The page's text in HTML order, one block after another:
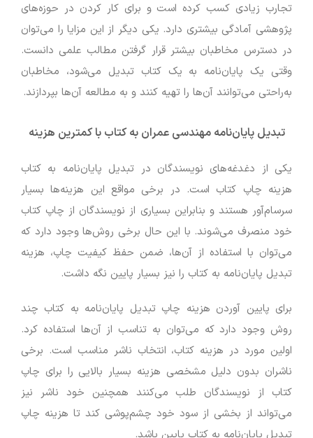
تجارب زیادی کسب کرده است و برای کار کردن در حوزه‌های
پژوهشی آمادگی بیشتری دارد. یکی دیگر از این مزایا را می‌توان
در دسترس مخاطبان بیشتر قرار گرفتن مطالب علمی دانست.
وقتی یک پایان‌نامه به یک کتاب تبدیل می‌شود، مخاطبان
به‌راحتی می‌توانند آن‌ها را تهیه کنند و به مطالعه آن‌ها بپردازند.
تبدیل پایان‌نامهمهندسی عمرانبه کتاب با کمترین هزینه
یکی از دغدغه‌های نویسندگان در تبدیل پایان‌نامه به کتاب
هزینه چاپ کتاب است. در برخی مواقع این هزینه‌ها بسیار
سرسام‌آور هستند و بنابراین بسیاری از نویسندگان از چاپ کتاب
خود منصرف می‌شوند. با این حال برخی روش‌ها وجود دارد که
می‌توان با استفاده از آن‌ها، ضمن حفظ کیفیت چاپ، هزینه
تبدیل پایان‌نامه به کتاب را نیز بسیار پایین نگه داشت.
برای پایین آوردن هزینه چاپ تبدیل پایان‌نامه به کتاب چند
روش وجود دارد که می‌توان به تناسب از آن‌ها استفاده کرد.
اولین مورد در هزینه کتاب، انتخاب ناشر مناسب است. برخی
ناشران بدون دلیل مشخصی هزینه بسیار بالایی را برای چاپ
کتاب از نویسندگان طلب می‌کنند همچنین خود ناشر نیز
می‌تواند از بخشی از سود خود چشم‌پوشی کند تا هزینه چاپ